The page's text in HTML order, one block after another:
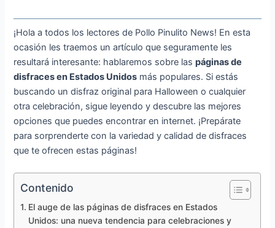
¡Hola a todos los lectores de Pollo Pinulito News! En esta
ocasión les traemos un artículo que seguramente les
resultará interesante: hablaremos sobre laspáginas de
disfraces en Estados Unidos más populares. Si estás
buscando un disfraz original para Halloween o cualquier
otra celebración, sigue leyendo y descubre las mejores
opciones que puedes encontrar en internet. ¡Prepárate
para sorprenderte con la variedad y calidad de disfraces
que te ofrecen estas páginas!
Contenido
El auge de las páginas de disfraces en Estados
Unidos: una nueva tendencia para celebraciones y